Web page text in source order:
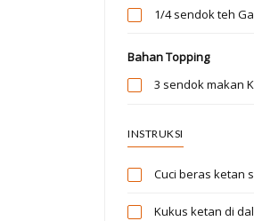
1/4 sendok teh
Bahan Topping
3 sendok makan
INSTRUKSI
Cuci beras ketan
Kukus ketan di